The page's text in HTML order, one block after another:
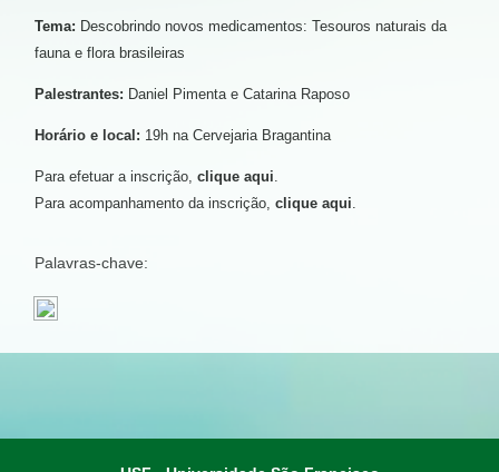
Tema: Descobrindo novos medicamentos: Tesouros naturais da
fauna e flora brasileiras
Palestrantes: Daniel Pimenta e Catarina Raposo
Horário e local: 19h na Cervejaria Bragantina
Para efetuar a inscrição, clique aqui.
Para acompanhamento da inscrição, clique aqui.
Palavras-chave: